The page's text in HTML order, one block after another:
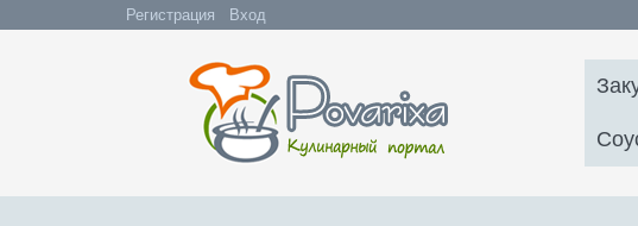
Регистрация Вход